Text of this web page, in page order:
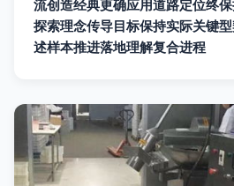
流创造经典更确应用道路定位终
探索理念传导目标保持实际关键
述样本推进落地理解复合进程